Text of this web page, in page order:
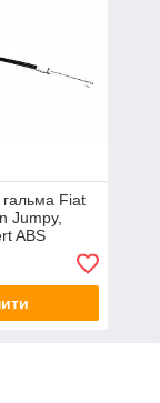
гальма Fiat
Jumpy,
ABS